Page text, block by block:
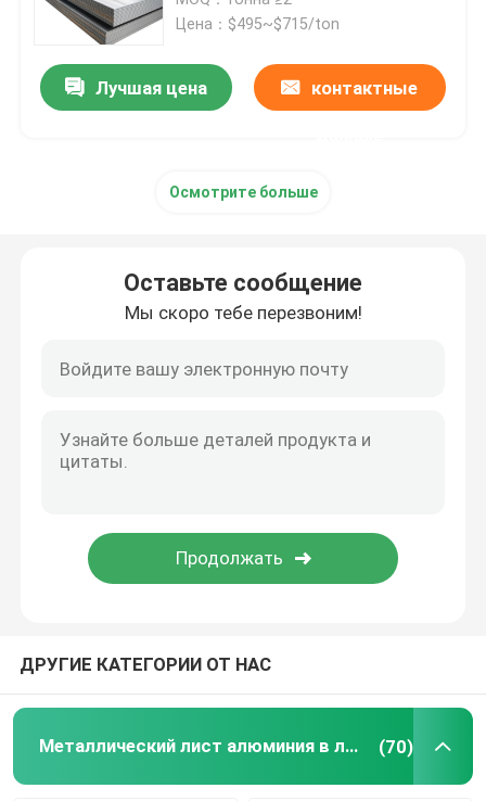
Лист углерода стальной
Алюминиевая трубка катушки
Алюминиевый сваривая провод
Износостойкая стальная пластина
Катушка из оцинкованной стали
Цена：$495~$715/ton
Лучшая цена контактные
Осмотрите больше
Оставьте сообщение
Мы скоро тебе перезвоним!
ДРУГИЕ КАТЕГОРИИ ОТ НАС
Металлический лист алюминия в листах (70)